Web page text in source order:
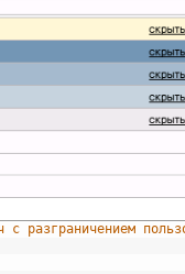
разграничением